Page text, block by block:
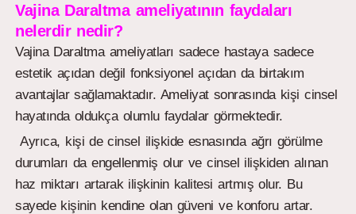
Vajina Daraltma ameliyatının faydaları
nelerdir nedir?
Vajina Daraltma ameliyatları sadece hastaya sadece
estetik açıdan değil fonksiyonel açıdan da birtakım
avantajlar sağlamaktadır. Ameliyat sonrasında kişi cinsel
hayatında oldukça olumlu faydalar görmektedir.
Ayrıca, kişi de cinsel ilişkide esnasında ağrı görülme
durumları da engellenmiş olur ve cinsel ilişkiden alınan
haz miktarı artarak ilişkinin kalitesi artmış olur. Bu
sayede kişinin kendine olan güveni ve konforu artar.